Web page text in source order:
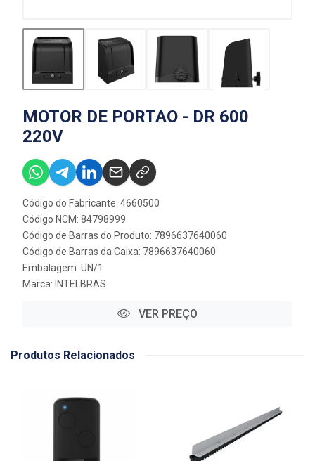
MOTOR DE PORTAO - DR 600
220V
Código do Fabricante: 4660500
Código NCM: 84798999
Código de Barras do Produto: 7896637640060
Código de Barras da Caixa: 7896637640060
Embalagem: UN/1
Marca: INTELBRAS
VER PREÇO
Produtos Relacionados